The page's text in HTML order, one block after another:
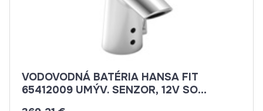
VODOVODNÁ BATÉRIA HANSA FIT
65412009 UMÝV. SENZOR, 12V SO